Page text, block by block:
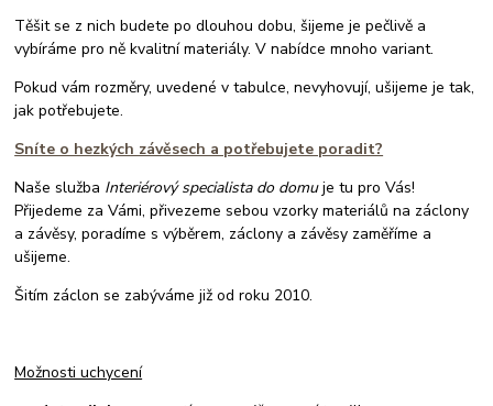
Těšit se z nich budete po dlouhou dobu, šijeme je pečlivě a
vybíráme pro ně kvalitní materiály. V nabídce mnoho variant.
Pokud vám rozměry, uvedené v tabulce, nevyhovují, ušijeme je tak,
jak potřebujete.
Sníte o hezkých závěsech a potřebujete poradit?
Naše služba Interiérový specialista do domuje tu pro Vás!
Přijedeme za Vámi, přivezeme sebou vzorky materiálů na záclony
a závěsy, poradíme s výběrem, záclony a závěsy zaměříme a
ušijeme.
Šitím záclon se zabýváme již od roku 2010.
Možnosti uchycení